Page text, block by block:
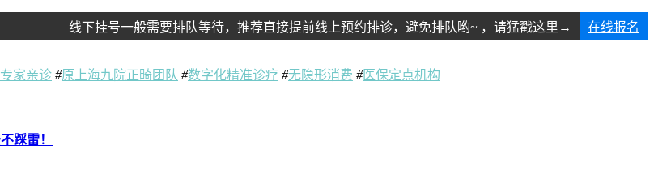
线下挂号一般需要排队等待，推荐直接提前线上预约排诊，避免排队哟~ ，请猛戳这里→ 在线报名
家亲诊 #原上海九院正畸团队 #数字化精准诊疗 #无隐形消费 #医保定点机构
踩雷！